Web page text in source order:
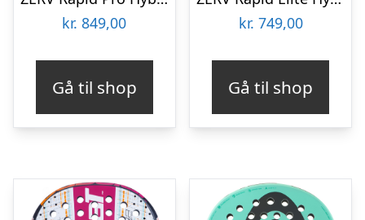
kr. 849,00
Gå til shop
kr. 749,00
Gå til shop